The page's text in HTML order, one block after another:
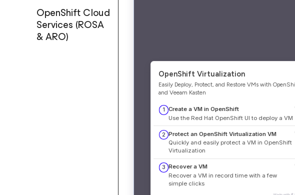
OpenShift Cloud
Services (ROSA
& ARO)